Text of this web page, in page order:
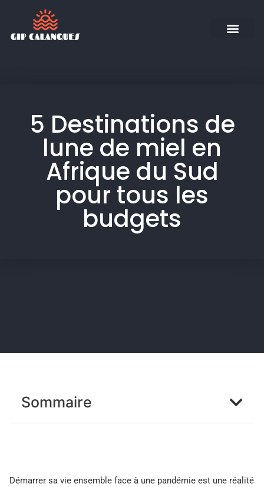
5 Destinations de
lune de miel en
Afrique du Sud
pour tous les
budgets
Sommaire
Démarrer sa vie ensemble face à une pandémie est une réalité